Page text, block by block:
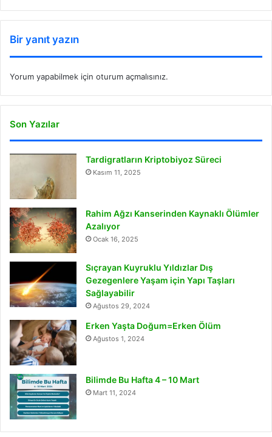
Bir yanıt yazın
Yorum yapabilmek için oturum açmalısınız.
Son Yazılar
Tardigratların Kriptobiyoz Süreci
Kasım 11, 2025
Rahim Ağzı Kanserinden Kaynaklı Ölümler
Azalıyor
Ocak 16, 2025
Sıçrayan Kuyruklu Yıldızlar Dış
Gezegenlere Yaşam için Yapı Taşları
Sağlayabilir
Ağustos 29, 2024
Erken Yaşta Doğum=Erken Ölüm
Ağustos 1, 2024
Bilimde Bu Hafta 4 – 10 Mart
Mart 11, 2024